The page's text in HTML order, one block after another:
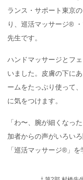
ランス・サポート東京
り、巡活マッサージ®
先生です。
ハンドマッサージとフ
いました。皮膚の下に
ームをたっぷり使って
に気をつけます。
「わ〜、腕が細くなっ
加者からの声がいろい
「巡活マッサージ®」を